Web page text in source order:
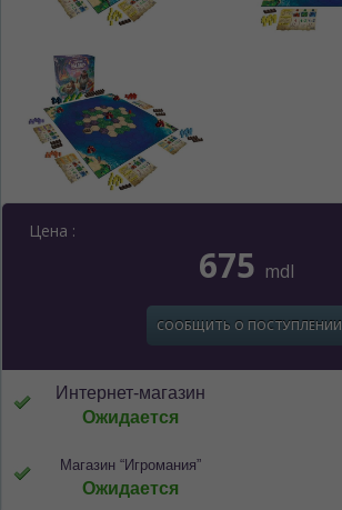
Цена :
675 mdl
СООБЩИТЬ О ПОСТУПЛЕНИИ
Интернет-магазин
Ожидается
Магазин “Игромания”
Ожидается